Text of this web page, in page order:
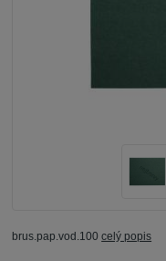
brus.pap.vod.100celý popis